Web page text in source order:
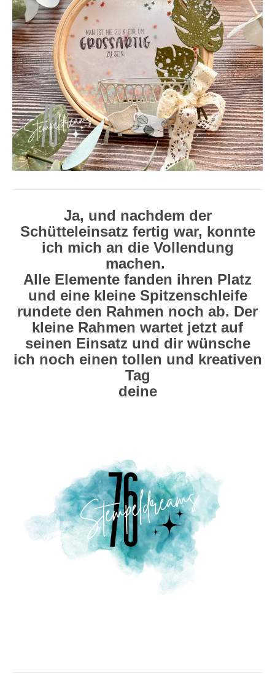
Ja, und nachdem der
Schütteleinsatz fertig war, konnte
ich mich an die Vollendung
machen.
Alle Elemente fanden ihren Platz
und eine kleine Spitzenschleife
rundete den Rahmen noch ab. Der
kleine Rahmen wartet jetzt auf
seinen Einsatz und dir wünsche
ich noch einen tollen und kreativen
Tag
deine